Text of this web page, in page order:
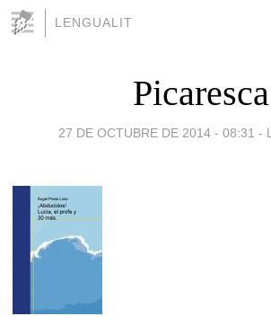
LENGUALIT
Picaresca
27 DE OCTUBRE DE 2014 - 08:31 -